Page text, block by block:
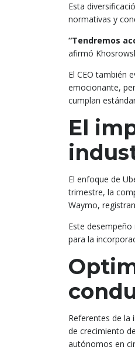
Esta
normativas y
“Tendremos
afirmó
El CEO también
emocionante,
cumplan
El
El enfoque de
trimestre, la
Waymo,
Este
para la
Referentes de la
de crecimiento
autónomos en